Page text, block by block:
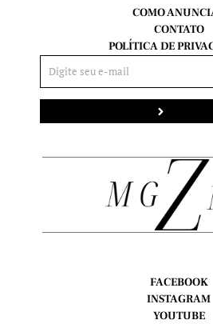
FACEBOOK
INSTAGRAM
YOUTUBE
COMO
CONTATO
POLÍTICA DE